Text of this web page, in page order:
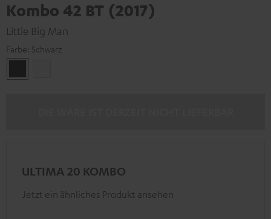
Kombo 42 BT (2017)
Little Big Man
Farbe: Schwarz
ULTIMA 20 KOMBO
Jetzt ein ähnliches Produkt ansehen